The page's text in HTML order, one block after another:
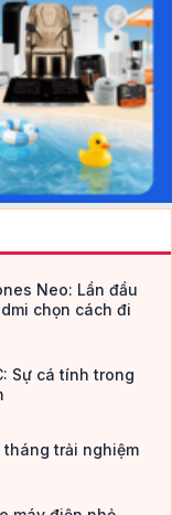
Neo: Lần đầu
chọn cách đi
Sự cá tính trong
tháng trải nghiệm